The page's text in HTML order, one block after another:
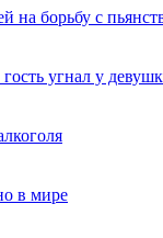
на борьбу с
угнал у
в мире